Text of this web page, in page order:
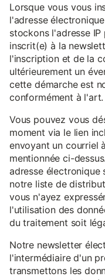
Lorsque vous vous
l'adresse
stockons l'adresse
inscrit(e) à la
l'inscription et de la
ultérieurement un
cette démarche est
conformément à l'art.
Vous pouvez vous
moment via le lien
envoyant un courriel
mentionnée ci-
adresse électronique
notre liste de
vous n'ayez
l'utilisation des
du traitement soit
Notre newsletter
l'intermédiaire d'un
transmettons les